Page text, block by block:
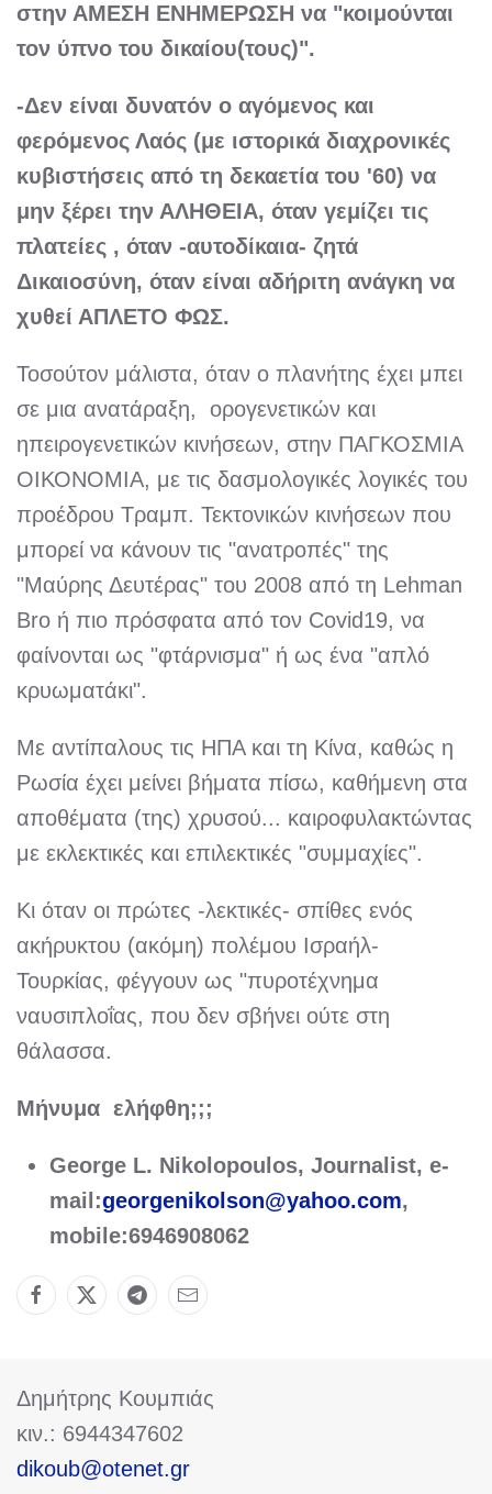
στην ΑΜΕΣΗ ΕΝΗΜΕΡΩΣΗ να "κοιμούνται
τον ύπνο του δικαίου(τους)".
-Δεν είναι δυνατόν ο αγόμενος και
φερόμενος Λαός (με ιστορικά διαχρονικές
κυβιστήσεις από τη δεκαετία του '60) να
μην ξέρει την ΑΛΗΘΕΙΑ, όταν γεμίζει τις
πλατείες , όταν -αυτοδίκαια- ζητά
Δικαιοσύνη, όταν είναι αδήριτη ανάγκη να
χυθεί ΑΠΛΕΤΟ ΦΩΣ.
Τοσούτον μάλιστα, όταν ο πλανήτης έχει μπει
σε μια ανατάραξη, ορογενετικών και
ηπειρογενετικών κινήσεων, στην ΠΑΓΚΟΣΜΙΑ
ΟΙΚΟΝΟΜΙΑ, με τις δασμολογικές λογικές του
προέδρου Τραμπ. Τεκτονικών κινήσεων που
μπορεί να κάνουν τις "ανατροπές" της
"Μαύρης Δευτέρας" του 2008 από τη Lehman
Bro ή πιο πρόσφατα από τον Covid19, να
φαίνονται ως "φτάρνισμα" ή ως ένα "απλό
κρυωματάκι".
Με αντίπαλους τις ΗΠΑ και τη Κίνα, καθώς η
Ρωσία έχει μείνει βήματα πίσω, καθήμενη στα
αποθέματα (της) χρυσού... καιροφυλακτώντας
με εκλεκτικές και επιλεκτικές "συμμαχίες".
Κι όταν οι πρώτες -λεκτικές- σπίθες ενός
ακήρυκτου (ακόμη) πολέμου Ισραήλ-
Τουρκίας, φέγγουν ως "πυροτέχνημα
ναυσιπλοΐας, που δεν σβήνει ούτε στη
θάλασσα.
Μήνυμα ελήφθη;;;
George L. Nikolopoulos, Journalist, e-
mail:georgenikolson@yahoo.com,
mobile:6946908062
Δημήτρης Κουμπιάς
κιν.: 6944347602
dikoub@otenet.gr